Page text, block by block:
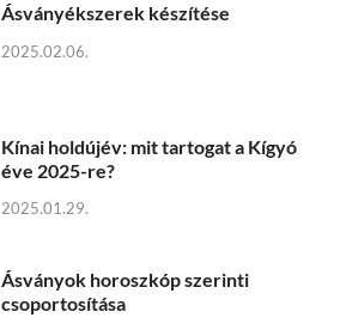
Ásványékszerek készítése
2025.02.06.
Kínai holdújév: mit tartogat a Kígyó
éve 2025-re?
2025.01.29.
Ásványok horoszkóp szerinti
csoportosítása